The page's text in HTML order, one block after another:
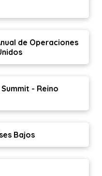
de Operaciones
- Reino
Bajos